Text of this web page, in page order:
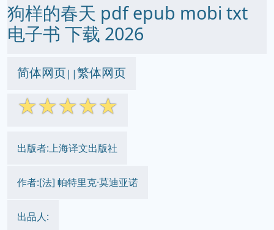
狗样的春天 pdf epub mobi txt
电子书 下载 2026
简体网页||繁体网页
☆☆☆☆☆
出版者:上海译文出版社
作者:[法] 帕特里克·莫迪亚诺
出品人: